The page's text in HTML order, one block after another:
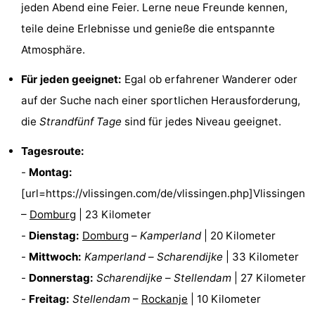
Denkmäler
Kirchen
Aussichtspunkte
Attraktionen
Rundfahrten
Spielplätze
Indoor-
jeden Abend eine Feier. Lerne neue Freunde kennen,
teile deine Erlebnisse und genieße die entspannte
Atmosphäre.
Für jeden geeignet: Egal ob erfahrener Wanderer oder
auf der Suche nach einer sportlichen Herausforderung,
die Strandfünf Tage sind für jedes Niveau geeignet.
Tagesroute:
- Montag:
[url=https://vlissingen.com/de/vlissingen.php]Vlissingen
– Domburg | 23 Kilometer
- Dienstag: Domburg – Kamperland| 20 Kilometer
- Mittwoch: Kamperland– Scharendijke | 33 Kilometer
- Donnerstag: Scharendijke – Stellendam | 27 Kilometer
- Freitag: Stellendam – Rockanje | 10 Kilometer